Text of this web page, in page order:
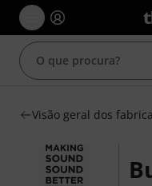
Visão geral dos